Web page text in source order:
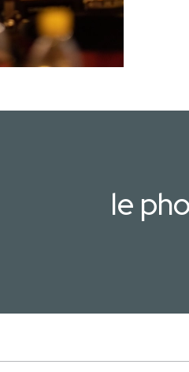
le